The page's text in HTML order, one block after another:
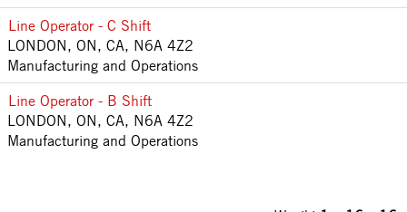
Line Operator - C Shift
LONDON, ON, CA, N6A 4Z2
Manufacturing and Operations
Line Operator - B Shift
LONDON, ON, CA, N6A 4Z2
Manufacturing and Operations